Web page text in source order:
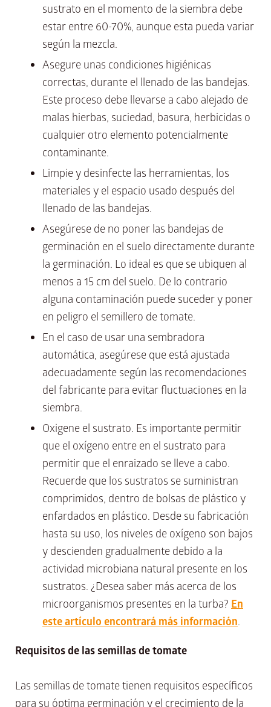
sustrato en el momento de la siembra debe
estar entre 60-70%, aunque esta pueda variar
según la mezcla.
Asegure unas condiciones higiénicas
correctas, durante el llenado de las bandejas.
Este proceso debe llevarse a cabo alejado de
malas hierbas, suciedad, basura, herbicidas o
cualquier otro elemento potencialmente
contaminante.
Limpie y desinfecte las herramientas, los
materiales y el espacio usado después del
llenado de las bandejas.
Asegúrese de no poner las bandejas de
germinación en el suelo directamente durante
la germinación. Lo ideal es que se ubiquen al
menos a 15 cm del suelo. De lo contrario
alguna contaminación puede suceder y poner
en peligro el semillero de tomate.
En el caso de usar una sembradora
automática, asegúrese que está ajustada
adecuadamente según las recomendaciones
del fabricante para evitar fluctuaciones en la
siembra.
Oxigene el sustrato. Es importante permitir
que el oxígeno entre en el sustrato para
permitir que el enraizado se lleve a cabo.
Recuerde que los sustratos se suministran
comprimidos, dentro de bolsas de plástico y
enfardados en plástico. Desde su fabricación
hasta su uso, los niveles de oxígeno son bajos
y descienden gradualmente debido a la
actividad microbiana natural presente en los
sustratos. ¿Desea saber más acerca de los
microorganismos presentes en la turba? En
este artículo encontrará más información
Requisitos de las semillas de tomate
Las semillas de tomate tienen requisitos específicos
para su óptima germinación y el crecimiento de la